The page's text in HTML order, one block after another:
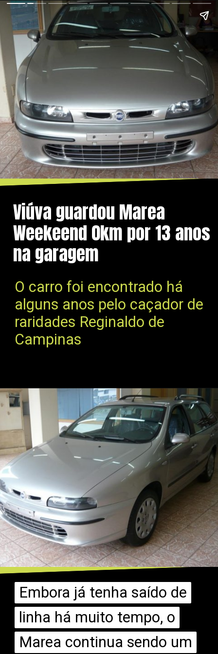
Viúva guardou Marea
Weekeend 0km por 13 anos
na garagem
O carro foi encontrado há
alguns anos pelo caçador de
raridades Reginaldo de
Campinas
Embora já tenha saído de
linha há muito tempo, o
Marea continua sendo um
Embora já tenha saído de
linha há muito tempo, o
Marea continua sendo um